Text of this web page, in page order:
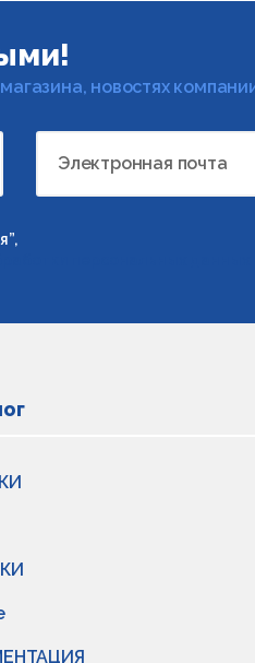
новостях
Электронная почта